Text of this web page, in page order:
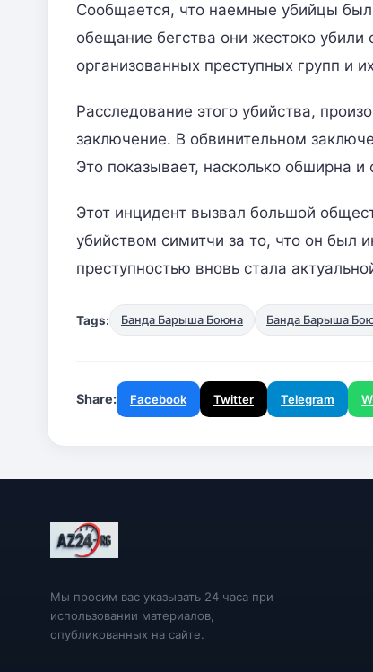
Сообщается, что наемные убийцы
обещание бегства они жестоко
организованных преступных групп и
Расследование этого убийства,
заключение. В обвинительном
Это показывает, насколько обширна
Этот инцидент вызвал большой
убийством симитчи за то, что он был
преступностью вновь стала
Tags: Банда Барыша Боюна Банда Барыша
Share: Facebook Twitter Telegram
Мы просим вас указывать 24 часа при
использовании материалов,
опубликованных на сайте.